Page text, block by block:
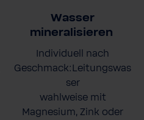
Wasser
mineralisieren
Individuell nach
Geschmack:Leitungswas
ser
wahlweise mit
Magnesium, Zink oder